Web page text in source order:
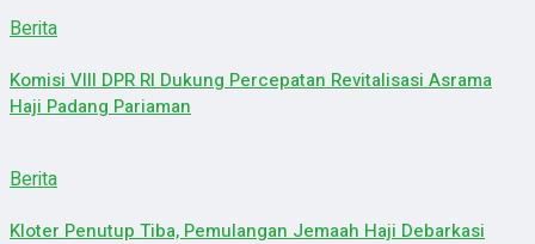
Berita
Komisi VIII DPR RI Dukung Percepatan Revitalisasi Asrama
Haji Padang Pariaman
Berita
Kloter Penutup Tiba, Pemulangan Jemaah Haji Debarkasi